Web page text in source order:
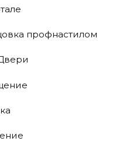
профнастилом